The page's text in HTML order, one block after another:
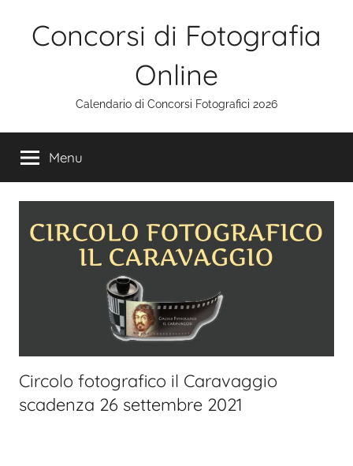
Concorsi di Fotografia
Online
Calendario di Concorsi Fotografici 2026
Menu
Circolo fotografico il Caravaggio
scadenza 26 settembre 2021